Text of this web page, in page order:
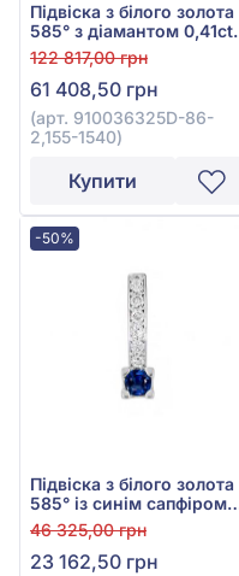
Підвіска з білого золота
585° з діамантом 0,41ct,
арт. 910036325D-86-
2,155-1540
122 817,00 грн
61 408,50 грн
(арт. 910036325D-86-
2,155-1540)
Купити
-50%
Підвіска з білого золота
585° із синім сапфіром
0,22ct та діамантами
0,126ct, арт. 110б.сапф
46 325,00 грн
23 162,50 грн